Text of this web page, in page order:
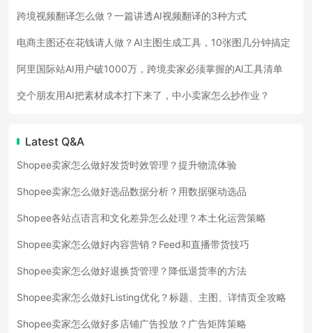
跨境视频翻译怎么做？一篇讲透AI视频翻译的3种方式
电商主图还在花钱请人做？AI主图生成工具，10张图几分钟搞定
阿里国际站AI用户破1000万，跨境卖家必须掌握的AI工具清单
交个朋友用AI把素材成本打下来了，中小卖家怎么抄作业？
Latest Q&A
Shopee卖家怎么做好发货时效管理？提升物流体验
Shopee卖家怎么做好选品数据分析？用数据驱动选品
Shopee各站点语言和文化差异怎么处理？本土化运营策略
Shopee卖家怎么做好内容营销？Feed和直播带货技巧
Shopee卖家怎么做好退换货管理？降低退货率的方法
Shopee卖家怎么做好Listing优化？标题、主图、详情页全攻略
Shopee卖家怎么做好多店铺广告投放？广告矩阵策略